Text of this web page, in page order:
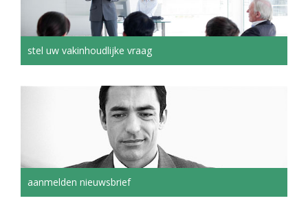
stel uw vakinhoudlijke vraag
aanmelden nieuwsbrief